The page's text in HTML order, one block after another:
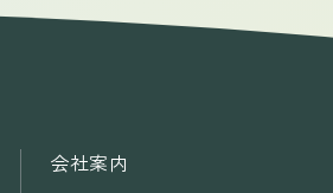
会社案内